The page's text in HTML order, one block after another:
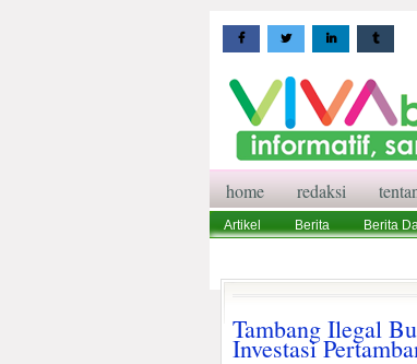
home redaksi
Artikel Berita Berita
Tambang Ilegal
Investasi